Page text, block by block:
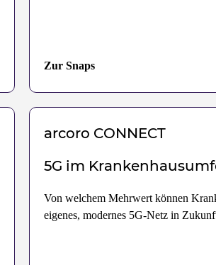
Zur Snaps
arcoro CONNECT
5G im
Von welchem Mehrwert können
eigenes, modernes 5G-Netz in